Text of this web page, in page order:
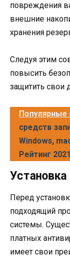
повреждения
внешние
хранения
Следуя этим
повысить
защитить свои
Популярные
средств
Windows,
Рейтинг 2021
Установка
Перед
подходящий
системы.
платных
имеет свои